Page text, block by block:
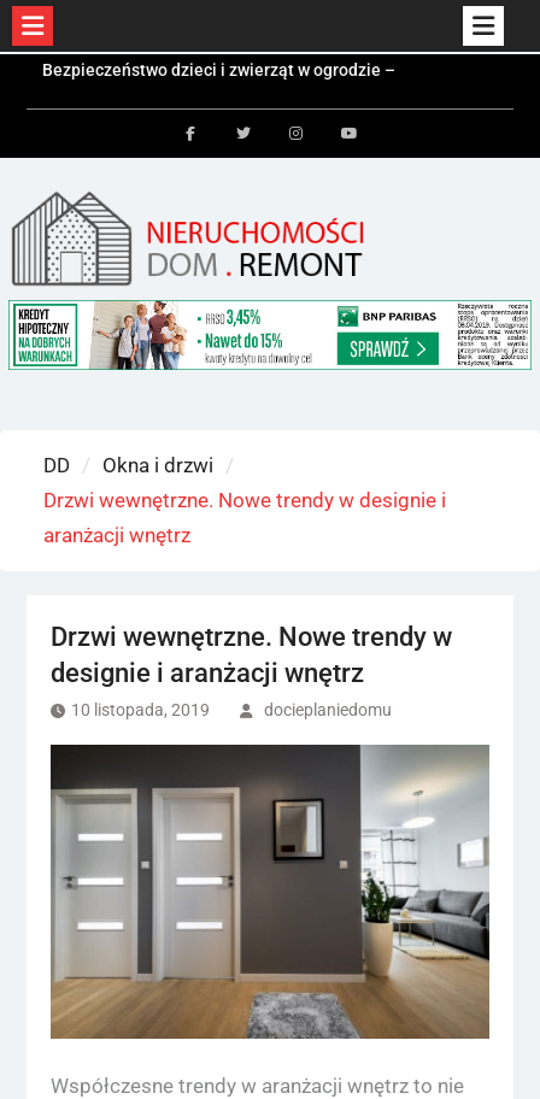
Czym jest kontener mieszkalny i kiedy się
sprawdzi?
Kolektory słoneczne a fotowoltaika – różnice i
zastosowania
Bezpieczeństwo dzieci i zwierząt w ogrodzie –
jakie ogrodzenie wybrać?
DD
Okna i drzwi
Drzwi wewnętrzne. Nowe trendy w designie i
aranżacji wnętrz
Drzwi wewnętrzne. Nowe trendy w
designie i aranżacji wnętrz
10 listopada, 2019 docieplaniedomu
Współczesne trendy w aranżacji wnętrz to nie